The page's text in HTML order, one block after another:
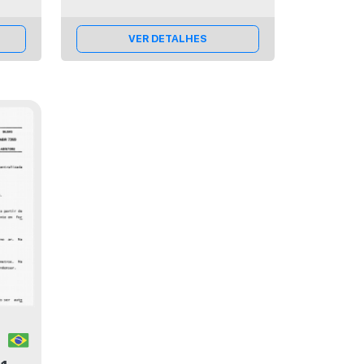
VER DETALHES